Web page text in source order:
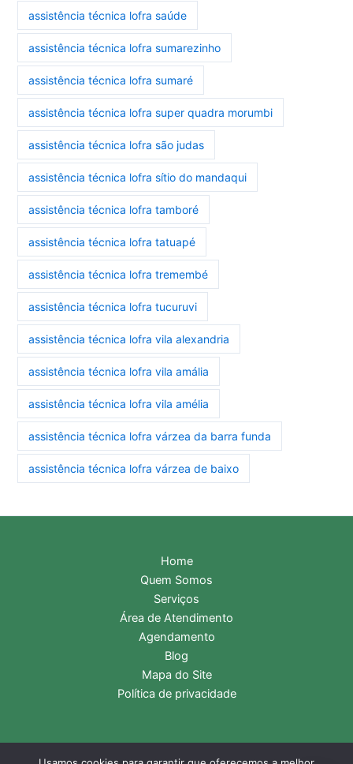
assistência técnica lofra saúde
assistência técnica lofra sumarezinho
assistência técnica lofra sumaré
assistência técnica lofra super quadra morumbi
assistência técnica lofra são judas
assistência técnica lofra sítio do mandaqui
assistência técnica lofra tamboré
assistência técnica lofra tatuapé
assistência técnica lofra tremembé
assistência técnica lofra tucuruvi
assistência técnica lofra vila alexandria
assistência técnica lofra vila amália
assistência técnica lofra vila amélia
assistência técnica lofra várzea da barra funda
assistência técnica lofra várzea de baixo
Home
Quem Somos
Serviços
Área de Atendimento
Agendamento
Blog
Mapa do Site
Política de privacidade